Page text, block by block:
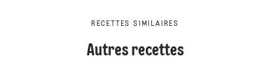
RECETTES SIMILAIRES
Autres recettes